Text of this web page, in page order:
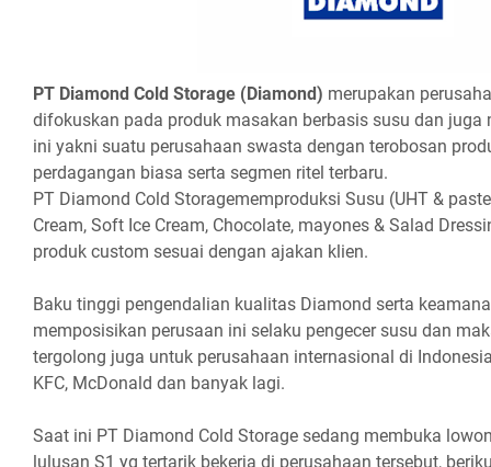
PT Dіаmоnd Cоld Stоrаgе (Dіаmоnd) merupakan
difokuskan pada produk masakan berbasis susu dan juga
ini yakni suatu perusahaan swasta dengan terobosan
perdagangan biasa serta segmen ritel terbaru.
PT Diamond Cold Storagememproduksi Susu (UHT &
Cream, Soft Ice Cream, Chocolate, mayones & Salad
produk custom sesuai dengan ajakan klien.
Baku tinggi pengendalian kualitas Diamond serta
memposisikan perusaan ini selaku pengecer susu dan
tergolong juga untuk perusahaan internasional di
KFC, McDonald dan banyak lagi.
Saat ini PT Diamond Cold Storage sedang membuka
lulusan S1 yg tertarik bekerja di perusahaan tersebut,